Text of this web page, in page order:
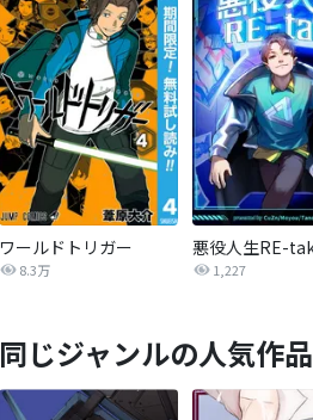
ワールドトリガー
8.3万 1,227
同じジャンルの人気作品